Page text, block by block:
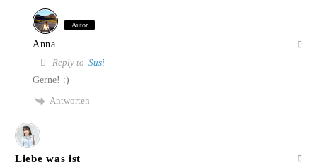
Autor
Anna
Reply to Susi
Gerne! :)
Antworten
Liebe was ist